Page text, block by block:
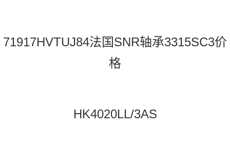
71917HVTUJ84法国SNR轴承3315SC3价
格
HK4020LL/3AS